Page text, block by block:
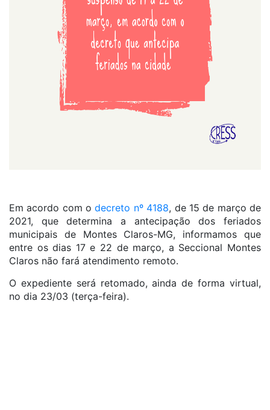
Em acordo com o decreto nº 4188, de 15 de março de
2021, que determina a antecipação dos feriados
municipais de Montes Claros-MG, informamos que
entre os dias 17 e 22 de março, a Seccional Montes
Claros não fará atendimento remoto.
O expediente será retomado, ainda de forma virtual,
no dia 23/03 (terça-feira).